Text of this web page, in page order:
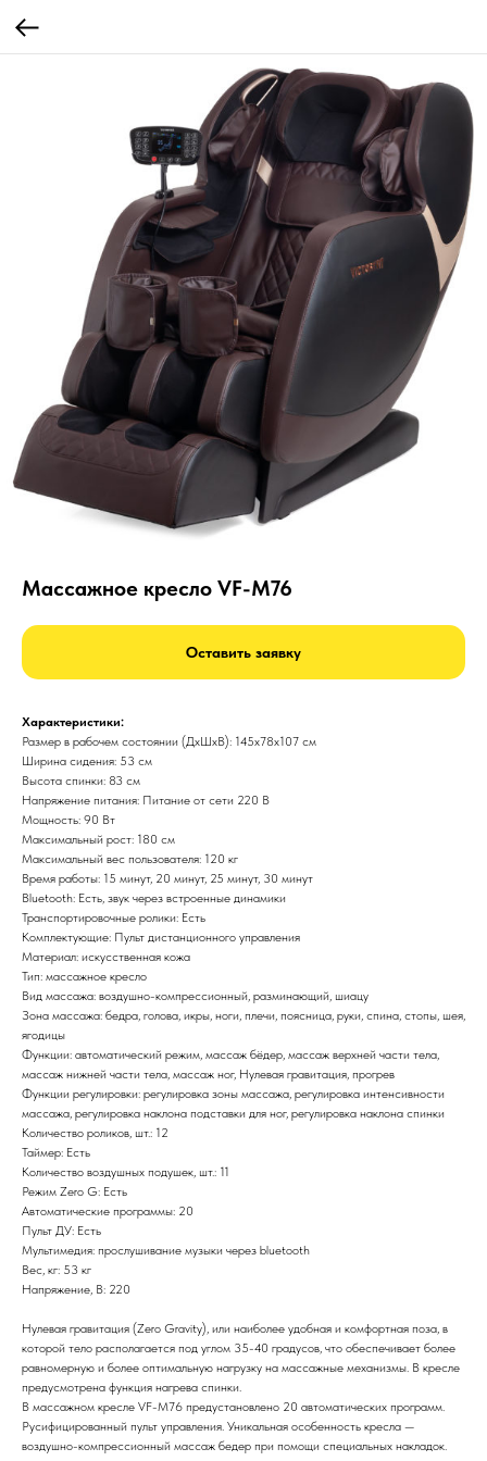
Массажное кресло VF-M76
Оставить заявку
Характеристики:
Размер в рабочем состоянии (ДxШxВ): 145x78x107 см
Ширина сидения: 53 см
Высота спинки: 83 см
Напряжение питания: Питание от сети 220 В
Мощность: 90 Вт
Максимальный рост: 180 см
Максимальный вес пользователя: 120 кг
Время работы: 15 минут, 20 минут, 25 минут, 30 минут
Bluetooth: Есть, звук через встроенные динамики
Транспортировочные ролики: Есть
Комплектующие: Пульт дистанционного управления
Материал: искусственная кожа
Тип: массажное кресло
Вид массажа: воздушно-компрессионный, разминающий, шиацу
Зона массажа: бедра, голова, икры, ноги, плечи, поясница, руки, спина, стопы, шея,
ягодицы
Функции: автоматический режим, массаж бёдер, массаж верхней части тела,
массаж нижней части тела, массаж ног, Нулевая гравитация, прогрев
Функции регулировки: регулировка зоны массажа, регулировка интенсивности
массажа, регулировка наклона подставки для ног, регулировка наклона спинки
Количество роликов, шт.: 12
Таймер: Есть
Количество воздушных подушек, шт.: 11
Режим Zero G: Есть
Автоматические программы: 20
Пульт ДУ: Есть
Мультимедия: прослушивание музыки через bluetooth
Вес, кг: 53 кг
Напряжение, В: 220
Нулевая гравитация (Zero Gravity), или наиболее удобная и комфортная поза, в
которой тело располагается под углом 35-40 градусов, что обеспечивает более
равномерную и более оптимальную нагрузку на массажные механизмы. В кресле
предусмотрена функция нагрева спинки.
В массажном кресле VF-M76 предустановлено 20 автоматических программ.
Русифицированный пульт управления. Уникальная особенность кресла —
воздушно-компрессионный массаж бедер при помощи специальных накладок.